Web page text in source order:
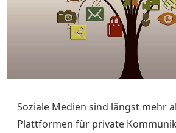
Soziale Medien sind längst mehr
Plattformen für private